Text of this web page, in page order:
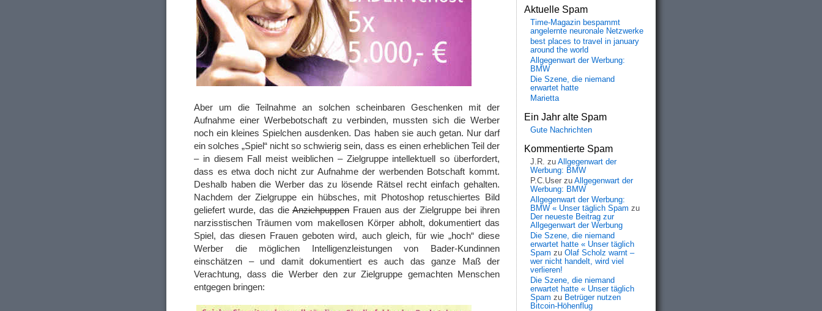
Aber um die Teilnahme an solchen scheinbaren Geschenken mit der
Aufnahme einer Werbebotschaft zu verbinden, mussten sich die Werber
noch ein kleines Spielchen ausdenken. Das haben sie auch getan. Nur darf
ein solches „Spiel“ nicht so schwierig sein, dass es einen erheblichen Teil der
– in diesem Fall meist weiblichen – Zielgruppe intellektuell so überfordert,
dass es etwa doch nicht zur Aufnahme der werbenden Botschaft kommt.
Deshalb haben die Werber das zu lösende Rätsel recht einfach gehalten.
Nachdem der Zielgruppe ein hübsches, mit Photoshop retuschiertes Bild
geliefert wurde, das die Anziehpuppen Frauen aus der Zielgruppe bei ihren
narzisstischen Träumen vom makellosen Körper abholt, dokumentiert das
Spiel, das diesen Frauen geboten wird, auch gleich, für wie „hoch“ diese
Werber die möglichen Intelligenzleistungen von Bader-Kundinnen
einschätzen – und damit dokumentiert es auch das ganze Maß der
Verachtung, dass die Werber den zur Zielgruppe gemachten Menschen
entgegen bringen:
Aktuelle Spam
Time-Magazin bespammt
angelernte neuronale Netzwerke
best places to travel in january
around the world
Allgegenwart der Werbung:
BMW
Die Szene, die niemand
erwartet hatte
Marietta
Ein Jahr alte Spam
Gute Nachrichten
Kommentierte Spam
J.R. zu Allgegenwart der
Werbung: BMW
P.C.User zu Allgegenwart der
Werbung: BMW
Allgegenwart der Werbung:
BMW « Unser täglich Spam zu
Der neueste Beitrag zur
Allgegenwart der Werbung
Die Szene, die niemand
erwartet hatte « Unser täglich
Spam zu Olaf Scholz warnt –
wer nicht handelt, wird viel
verlieren!
Die Szene, die niemand
erwartet hatte « Unser täglich
Spam zu Betrüger nutzen
Bitcoin-Höhenflug